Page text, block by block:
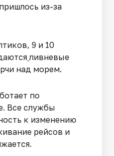
из-за
9 и 10
ливневые
над морем.
по
Все службы
к изменению
рейсов и